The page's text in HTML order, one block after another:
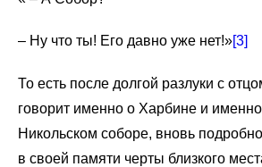
– Ну что ты! Его давно уже нет!» [3]
То есть после долгой разлуки с
говорит именно о Харбине и
Никольском соборе, вновь
в своей памяти черты близкого